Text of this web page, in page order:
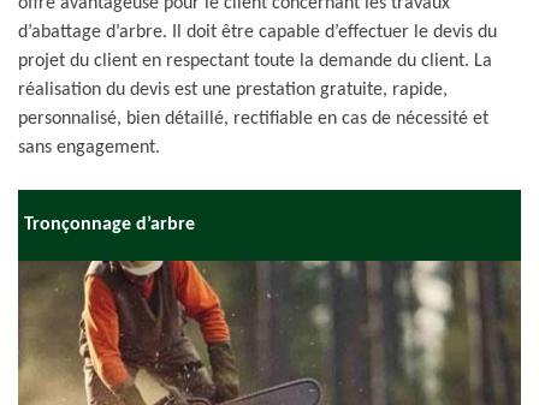
d’abattage d’arbre. Il doit être capable d’effectuer le devis du
projet du client en respectant toute la demande du client. La
réalisation du devis est une prestation gratuite, rapide,
personnalisé, bien détaillé, rectifiable en cas de nécessité et
sans engagement.
Tronçonnage d’arbre